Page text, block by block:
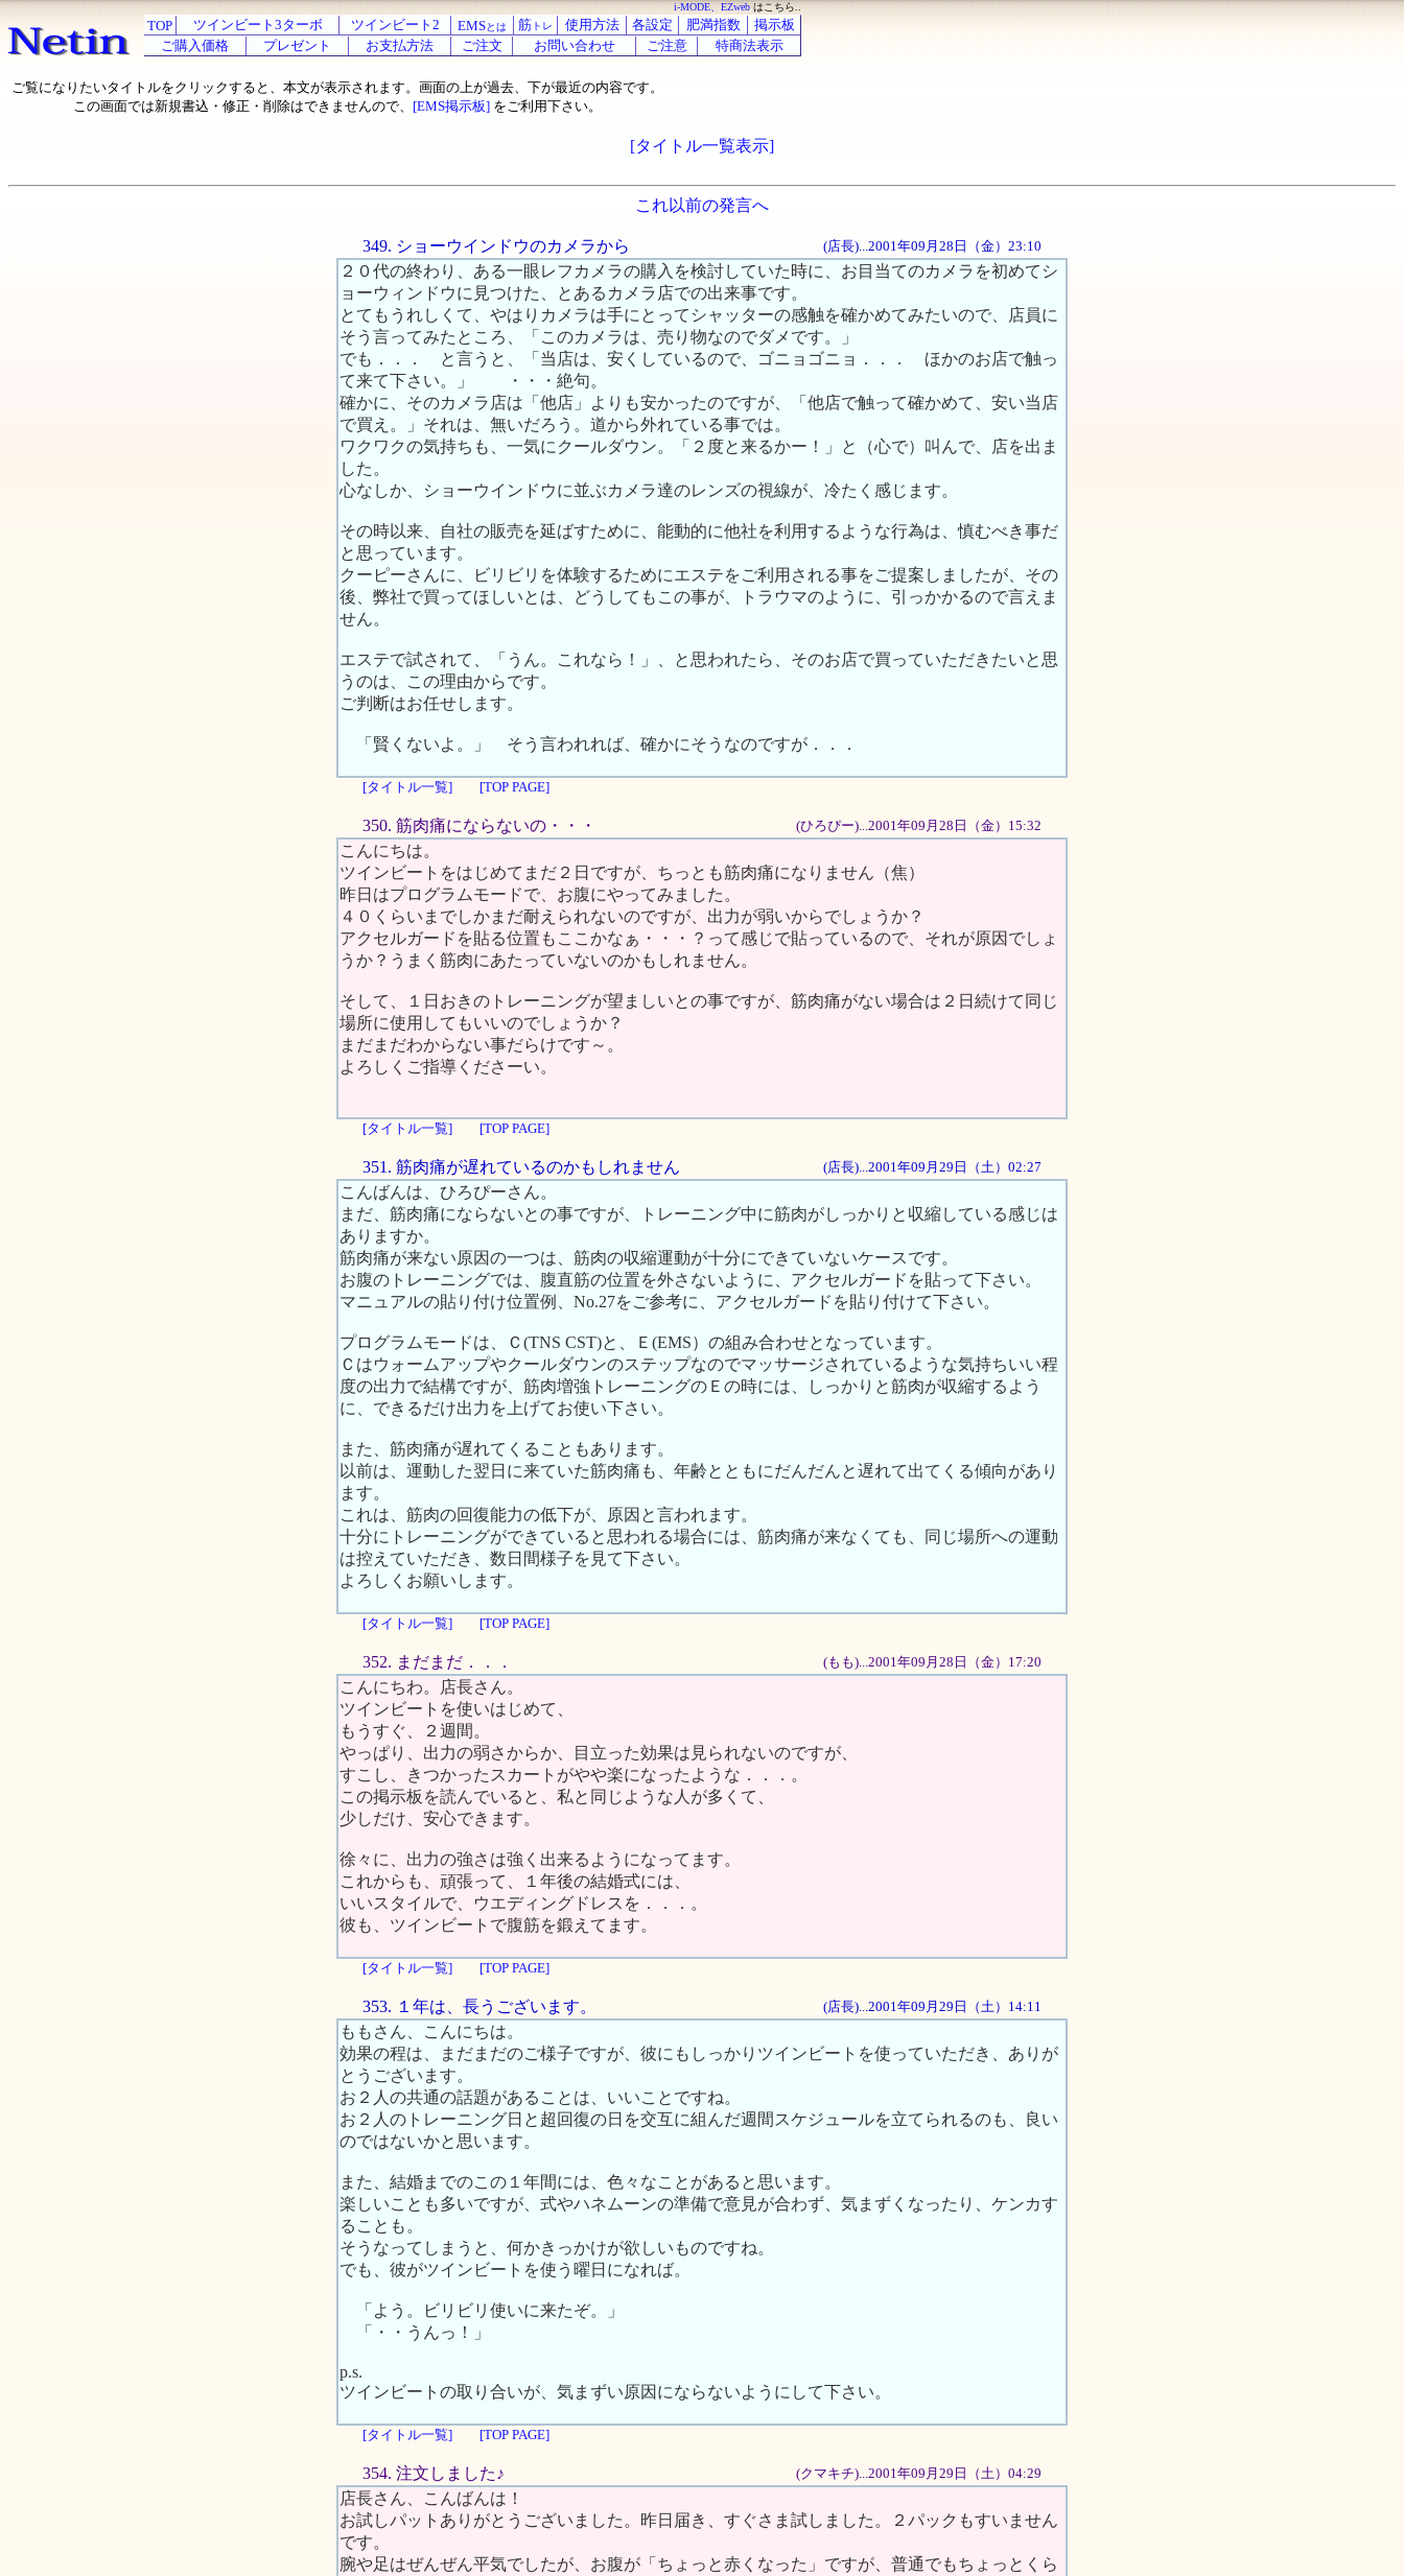
i-MODE、EZweb はこちら..
TOP ツインビート3ターボ ツインビート2 EMSとは 筋 トレ 使用方法 各設定 肥満指数
掲示板
ご購入価格
プレゼント お支払方法 ご注文 お問い合わせ ご注意 特商法表示
ご覧になりたいタイトルをクリックすると、本文が表示されます。画面の上が過去、下が最近の内容です。
この画面では新規書込・修正・削除はできませんので、 [EMS掲示板] をご利用下さい。
[タイトル一覧表示]
これ以前の発言へ
349. ショーウインドウのカメラから (店長)...2001年09月28日（金）23:10
２０代の終わり、ある一眼レフカメラの購入を検討していた時に、お目当てのカメラを初めてシ
ョーウィンドウに見つけた、とあるカメラ店での出来事です。
とてもうれしくて、やはりカメラは手にとってシャッターの感触を確かめてみたいので、店員に
そう言ってみたところ、「このカメラは、売り物なのでダメです。」
でも．．． と言うと、「当店は、安くしているので、ゴニョゴニョ．．． ほかのお店で触っ
て来て下さい。」 ・・・絶句。
確かに、そのカメラ店は「他店」よりも安かったのですが、「他店で触って確かめて、安い当店
で買え。」それは、無いだろう。道から外れている事では。
ワクワクの気持ちも、一気にクールダウン。「２度と来るかー！」と（心で）叫んで、店を出ま
した。
心なしか、ショーウインドウに並ぶカメラ達のレンズの視線が、冷たく感じます。
その時以来、自社の販売を延ばすために、能動的に他社を利用するような行為は、慎むべき事だ
と思っています。
クーピーさんに、ビリビリを体験するためにエステをご利用される事をご提案しましたが、その
後、弊社で買ってほしいとは、どうしてもこの事が、トラウマのように、引っかかるので言えま
せん。
エステで試されて、「うん。これなら！」、と思われたら、そのお店で買っていただきたいと思
うのは、この理由からです。
ご判断はお任せします。
「賢くないよ。」 そう言われれば、確かにそうなのですが．．．
[タイトル一覧] [TOP PAGE]
350. 筋肉痛にならないの・・・ (ひろぴー)...2001年09月28日（金）15:32
こんにちは。
ツインビートをはじめてまだ２日ですが、ちっとも筋肉痛になりません（焦）
昨日はプログラムモードで、お腹にやってみました。
４０くらいまでしかまだ耐えられないのですが、出力が弱いからでしょうか？
アクセルガードを貼る位置もここかなぁ・・・？って感じで貼っているので、それが原因でしょ
うか？うまく筋肉にあたっていないのかもしれません。
そして、１日おきのトレーニングが望ましいとの事ですが、筋肉痛がない場合は２日続けて同じ
場所に使用してもいいのでしょうか？
まだまだわからない事だらけです～。
よろしくご指導くださーい。
[タイトル一覧] [TOP PAGE]
351. 筋肉痛が遅れているのかもしれません (店長)...2001年09月29日（土）02:27
こんばんは、ひろぴーさん。
まだ、筋肉痛にならないとの事ですが、トレーニング中に筋肉がしっかりと収縮している感じは
ありますか。
筋肉痛が来ない原因の一つは、筋肉の収縮運動が十分にできていないケースです。
お腹のトレーニングでは、腹直筋の位置を外さないように、アクセルガードを貼って下さい。
マニュアルの貼り付け位置例、No.27をご参考に、アクセルガードを貼り付けて下さい。
プログラムモードは、Ｃ(TNS CST)と、Ｅ(EMS）の組み合わせとなっています。
Ｃはウォームアップやクールダウンのステップなのでマッサージされているような気持ちいい程
度の出力で結構ですが、筋肉増強トレーニングのＥの時には、しっかりと筋肉が収縮するよう
に、できるだけ出力を上げてお使い下さい。
また、筋肉痛が遅れてくることもあります。
以前は、運動した翌日に来ていた筋肉痛も、年齢とともにだんだんと遅れて出てくる傾向があり
ます。
これは、筋肉の回復能力の低下が、原因と言われます。
十分にトレーニングができていると思われる場合には、筋肉痛が来なくても、同じ場所への運動
は控えていただき、数日間様子を見て下さい。
よろしくお願いします。
[タイトル一覧] [TOP PAGE]
352. まだまだ．．． (もも)...2001年09月28日（金）17:20
こんにちわ。店長さん。
ツインビートを使いはじめて、
もうすぐ、２週間。
やっぱり、出力の弱さからか、目立った効果は見られないのですが、
すこし、きつかったスカートがやや楽になったような．．．。
この掲示板を読んでいると、私と同じような人が多くて、
少しだけ、安心できます。
徐々に、出力の強さは強く出来るようになってます。
これからも、頑張って、１年後の結婚式には、
いいスタイルで、ウエディングドレスを．．．。
彼も、ツインビートで腹筋を鍛えてます。
[タイトル一覧] [TOP PAGE]
353. １年は、長うございます。 (店長)...2001年09月29日（土）14:11
ももさん、こんにちは。
効果の程は、まだまだのご様子ですが、彼にもしっかりツインビートを使っていただき、ありが
とうございます。
お２人の共通の話題があることは、いいことですね。
お２人のトレーニング日と超回復の日を交互に組んだ週間スケジュールを立てられるのも、良い
のではないかと思います。
また、結婚までのこの１年間には、色々なことがあると思います。
楽しいことも多いですが、式やハネムーンの準備で意見が合わず、気まずくなったり、ケンカす
ることも。
そうなってしまうと、何かきっかけが欲しいものですね。
でも、彼がツインビートを使う曜日になれば。
「よう。ビリビリ使いに来たぞ。」
「・・うんっ！」
p.s.
ツインビートの取り合いが、気まずい原因にならないようにして下さい。
[タイトル一覧] [TOP PAGE]
354. 注文しました♪ (クマキチ)...2001年09月29日（土）04:29
店長さん、こんばんは！
お試しパットありがとうございました。昨日届き、すぐさま試しました。２パックもすいません
です。
腕や足はぜんぜん平気でしたが、お腹が「ちょっと赤くなった」ですが、普通でもちょっとくら